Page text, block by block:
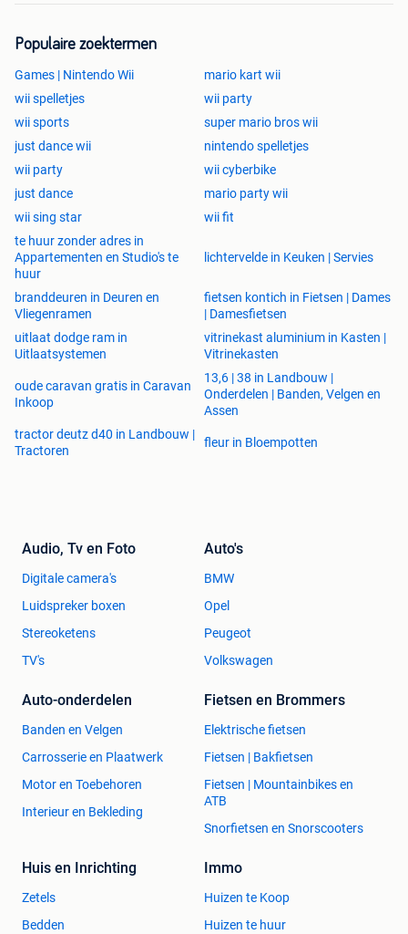
Populaire zoektermen
Games | Nintendo Wii
mario kart wii
wii spelletjes
wii party
wii sports
super mario bros wii
just dance wii
nintendo spelletjes
wii party
wii cyberbike
just dance
mario party wii
wii sing star
wii fit
te huur zonder adres in
Appartementen en Studio's te
huur
lichtervelde in Keuken | Servies
branddeuren in Deuren en
Vliegenramen
fietsen kontich in Fietsen | Dames
| Damesfietsen
uitlaat dodge ram in
Uitlaatsystemen
vitrinekast aluminium in Kasten |
Vitrinekasten
oude caravan gratis in Caravan
Inkoop
13,6 | 38 in Landbouw |
Onderdelen | Banden, Velgen en
Assen
tractor deutz d40 in Landbouw |
Tractoren
fleur in Bloempotten
Audio, Tv en Foto
Digitale camera's
Luidspreker boxen
Stereoketens
TV's
Auto's
BMW
Opel
Peugeot
Volkswagen
Auto-onderdelen
Banden en Velgen
Carrosserie en Plaatwerk
Motor en Toebehoren
Interieur en Bekleding
Fietsen en Brommers
Elektrische fietsen
Fietsen | Bakfietsen
Fietsen | Mountainbikes en
ATB
Snorfietsen en Snorscooters
Huis en Inrichting
Zetels
Bedden
Immo
Huizen te Koop
Huizen te huur